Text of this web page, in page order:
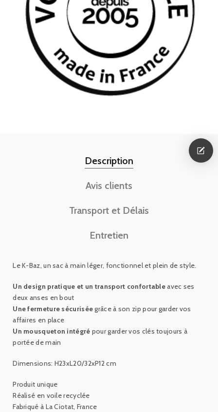
Description
Avis clients
Transport et Délais
Entretien
Le K-Baz, un sac à main léger, fonctionnel et plein de style.
Un design pratique et un transport confortableavec ses
deux anses en bout
Une fermeture sécuriséegrâce à son zip pour garder vos
affaires en place
Un mousqueton intégré pour garder vos clés toujours à
portée de main
Dimensions: H23xL20/32xP12 cm
Produit unique
Réalisé en voile recyclée
Fabriqué à La Ciotat, France